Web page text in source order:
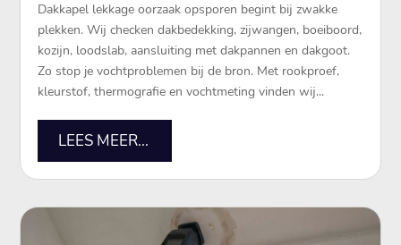
Dakkapel lekkage oorzaak opsporen begint bij zwakke
plekken. Wij checken dakbedekking, zijwangen, boeiboord,
kozijn, loodslab, aansluiting met dakpannen en dakgoot.
Zo stop je vochtproblemen bij de bron. Met rookproef,
kleurstof, thermografie en vochtmeting vinden wij...
LEES MEER...